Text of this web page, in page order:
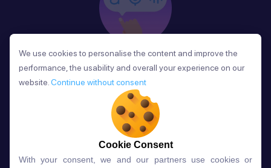
Phản Hồi
Sau mỗi bài học, người học nhận phản hồi về phát
âm và ngữ pháp ngay lập tức, giúp cải thiện kỹ năng
và tiến bộ nhanh chóng.
We use cookies to personalise the content and improve the
performance, the usability and overall your experience on our
website. Continue without consent
Cookie Consent
With your consent, we and our partners use cookies or
We use cookies to personalise the content and improve the
performance, the usability and overall your experience on our
website. Continue without consent
Cookie Consent
With your consent, we and our partners use cookies or